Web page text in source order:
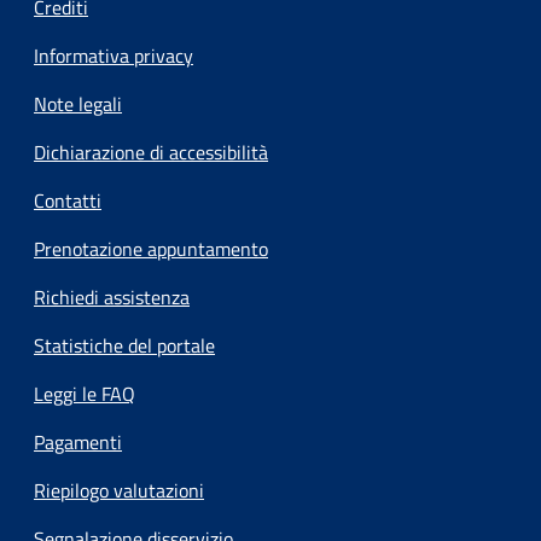
Crediti
Informativa privacy
Note legali
Dichiarazione di accessibilità
Contatti
Prenotazione appuntamento
Richiedi assistenza
Statistiche del portale
Leggi le FAQ
Pagamenti
Riepilogo valutazioni